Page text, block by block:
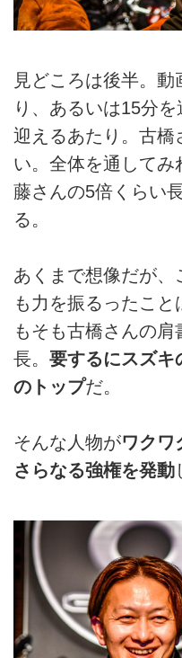
見どころは後半。
り、あるいは15分
迎えるあたり。古橋
い。全体を通してみ
藤さんの5倍くらい
る。
あくまで想像だが、
も力を振るったこ
もそも古橋さんの
長。 要するにスズキ
のトップだ。
そんな人物がワクワ
さらなる強権を発動